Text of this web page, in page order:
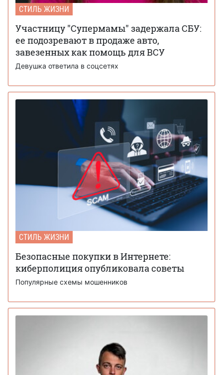
СТИЛЬ ЖИЗНИ
Участницу "Супермамы" задержала СБУ:
ее подозревают в продаже авто,
завезенных как помощь для ВСУ
Девушка ответила в соцсетях
СТИЛЬ ЖИЗНИ
Безопасные покупки в Интернете:
киберполиция опубликовала советы
Популярные схемы мошенников